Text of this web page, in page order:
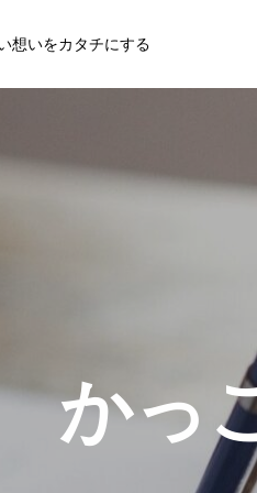
想いをカタチにする
かっ